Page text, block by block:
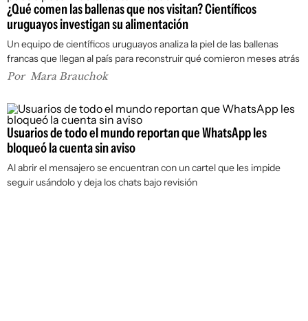
¿Qué comen las ballenas que nos visitan? Científicos
uruguayos investigan su alimentación
Un equipo de científicos uruguayos analiza la piel de las ballenas
francas que llegan al país para reconstruir qué comieron meses atrás
Por Mara Brauchok
Usuarios de todo el mundo reportan que WhatsApp les
bloqueó la cuenta sin aviso
Al abrir el mensajero se encuentran con un cartel que les impide
seguir usándolo y deja los chats bajo revisión